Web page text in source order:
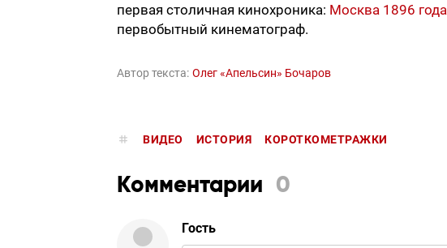
первая столичная кинохроника: Москва 1896 года
первобытный кинематограф.
Автор текста: Олег «Апельсин» Бочаров
ВИДЕО ИСТОРИЯ КОРОТКОМЕТРАЖКИ
Комментарии 0
Гость